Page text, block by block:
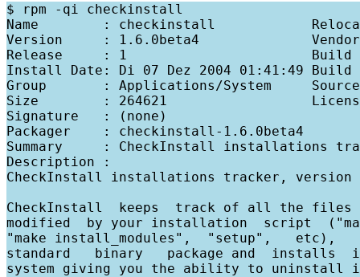
$ rpm -qi checkinstall
Name        : checkinstall
Version     : 1.6.0beta4
Release     : 1                       Build Date
Install Date: Di 07 Dez 2004 01:41:49 Build
Group       : Applications/System
Size        : 264621
Signature   : (none)
Packager    : checkinstall-1.6.0beta4
Summary     : CheckInstall installations
Description :
CheckInstall installations tracker, version
CheckInstall  keeps  track of all the files
modified  by your installation  script
"make install_modules",  "setup",   etc),
standard   binary   package and  installs
system giving you the ability to uninstall